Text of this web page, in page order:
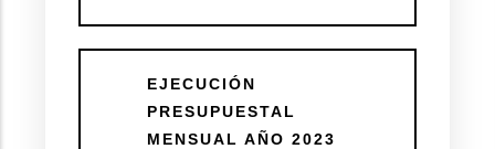
EJECUCIÓN
PRESUPUESTAL
MENSUAL AÑO 2023